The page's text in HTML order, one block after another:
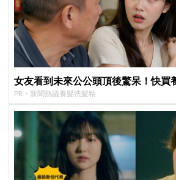
女友看到未來公公頭頂後驚呆！快買
PR・新聞熱議養髮洗髮精